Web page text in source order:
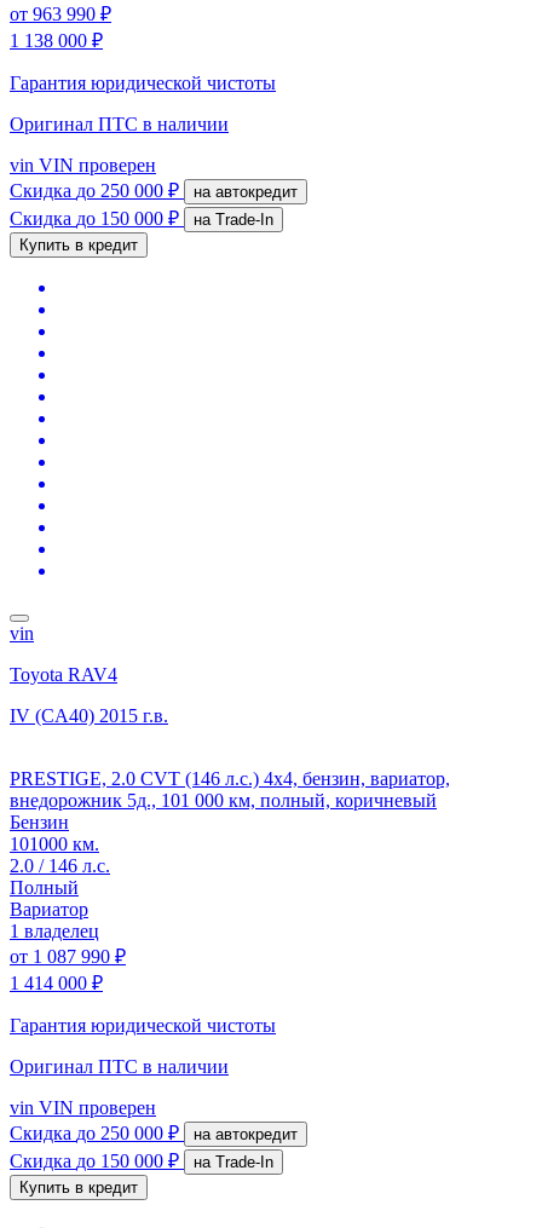
от 963 990 ₽
1 138 000 ₽
Гарантия юридической чистоты
Оригинал ПТС в наличии
vin VIN проверен
Скидка до 250 000 ₽ на автокредит
Скидка до 150 000 ₽
на Trade-In
Купить в кредит
vin
Toyota RAV4
IV (CA40) 2015 г.в.
PRESTIGE, 2.0 CVT (146 л.с.) 4x4, бензин, вариатор,
внедорожник 5д., 101 000 км, полный, коричневый
Бензин
101000 км.
2.0 / 146 л.с.
Полный
Вариатор
1 владелец
от 1 087 990 ₽
1 414 000 ₽
Гарантия юридической чистоты
Оригинал ПТС в наличии
vin VIN проверен
Скидка до 250 000 ₽ на автокредит
Скидка до 150 000 ₽
на Trade-In
Купить в кредит